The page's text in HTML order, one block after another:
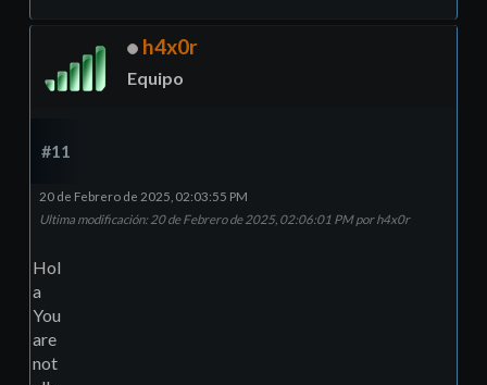
h4x0r
Equipo
#11
20 de Febrero de 2025, 02:03:55 PM
Ultima modificación: 20 de Febrero de 2025, 02:06:01 PM por h4x0r
Hol
a
You
are
not